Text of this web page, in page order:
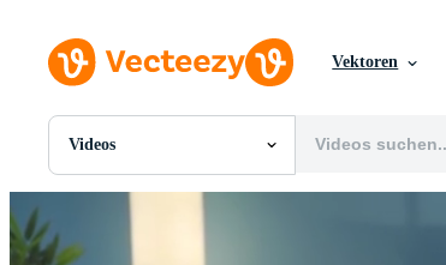
Vektoren
Videos
Alle Bilder